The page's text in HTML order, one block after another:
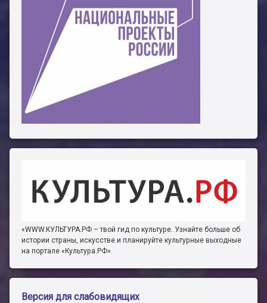
«WWW.КУЛЬТУРА.РФ – твой гид по культуре. Узнайте больше об
истории страны, искусстве и планируйте культурные выходные
на портале «Культура.РФ».
Версия для слабовидящих